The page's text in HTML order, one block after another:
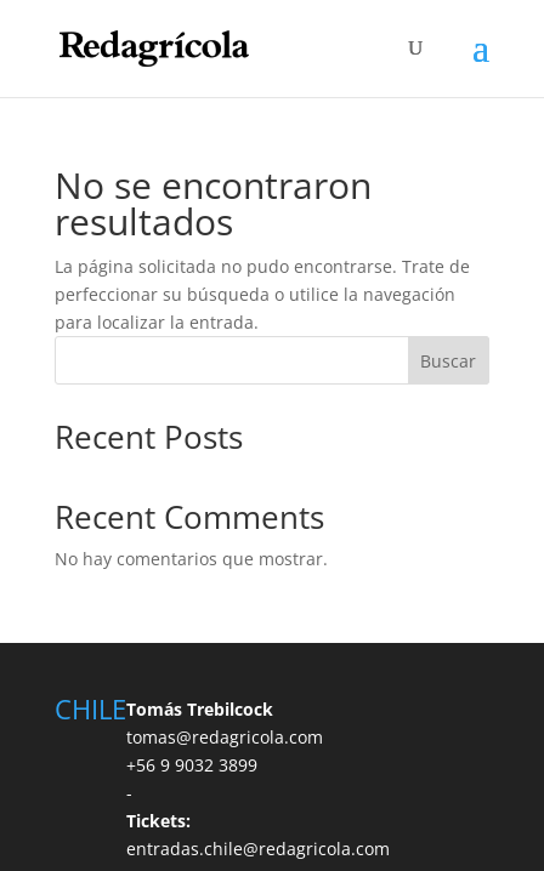
No se encontraron
resultados
La página solicitada no pudo encontrarse. Trate de
perfeccionar su búsqueda o utilice la navegación
para localizar la entrada.
Buscar
Recent Posts
Recent Comments
No hay comentarios que mostrar.
CHILETomás Trebilcock
tomas@redagricola.com
+56 9 9032 3899
-
Tickets:
entradas.chile@redagricola.com